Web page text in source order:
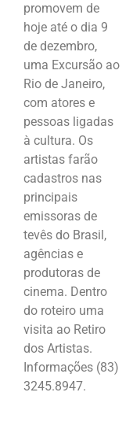
promovem de
hoje até o dia 9
de dezembro,
uma Excursão ao
Rio de Janeiro,
com atores e
pessoas ligadas
à cultura. Os
artistas farão
cadastros nas
principais
emissoras de
tevês do Brasil,
agências e
produtoras de
cinema. Dentro
do roteiro uma
visita ao Retiro
dos Artistas.
Informações (83)
3245.8947.